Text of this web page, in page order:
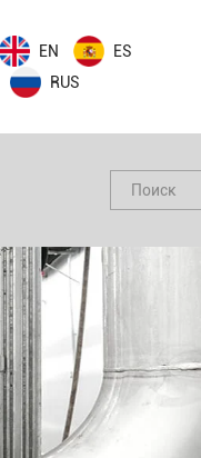
EN
ES
RUS